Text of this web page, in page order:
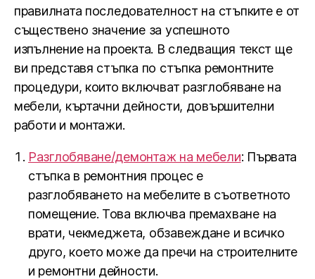
правилната последователност на стъпките е от
съществено значение за успешното
изпълнение на проекта. В следващия текст ще
ви представя стъпка по стъпка ремонтните
процедури, които включват разглобяване на
мебели, къртачни дейности, довършителни
работи и монтажи.
Разглобяване/демонтаж на мебели: Първата
стъпка в ремонтния процес е
разглобяването на мебелите в съответното
помещение. Това включва премахване на
врати, чекмеджета, обзавеждане и всичко
друго, което може да пречи на строителните
и ремонтни дейности.